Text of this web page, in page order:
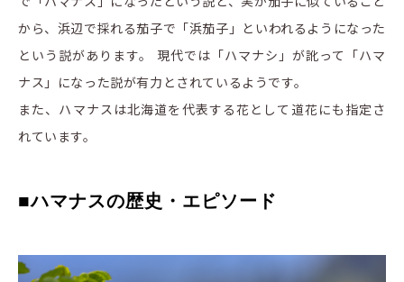
から、浜辺で採れる茄子で「浜茄子」といわれるようになった
という説があります。 現代では「ハマナシ」が訛って「ハマ
ナス」になった説が有力とされているようです。
また、ハマナスは北海道を代表する花として道花にも指定さ
れています。
■ハマナスの歴史・エピソード